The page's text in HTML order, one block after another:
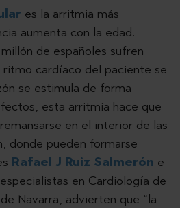
es la arritmia más
aumenta con la edad.
de españoles sufren
ritmo cardíaco del paciente se
se estimula de forma
esta arritmia hace que
en el interior de las
donde pueden formarse
Rafael J Ruiz Salmerón e
en Cardiología de
Navarra, advierten que “la